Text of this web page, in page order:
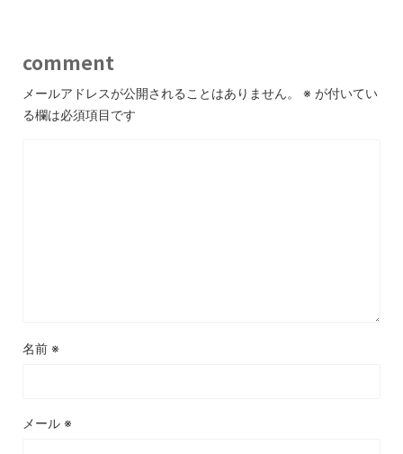
comment
メールアドレスが公開されることはありません。 ※ が付いてい
る欄は必須項目です
名前 ※
メール ※